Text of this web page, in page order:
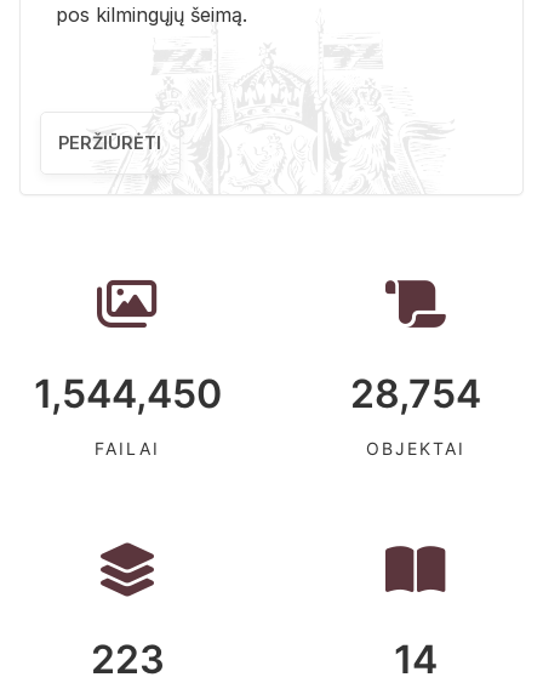
pos kil­min­gų­jų šei­mą.
PERŽIŪRĖTI
1,544,450
FAILAI
28,754
OBJEKTAI
223 14